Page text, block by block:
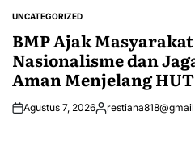
POSTED
UNCATEGORIZED
BMP Ajak
Nasionalisme dan
Aman Menjelang HUT
Agustus 7, 2026Posted